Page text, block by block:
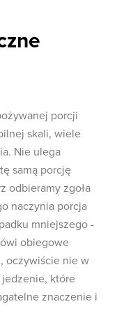
porcji
skali, wiele
Nie ulega
samą porcję
odbieramy zgoła
naczynia porcja
mniejszego -
obiegowe
oczywiście nie w
jedzenie, które
znaczenie i